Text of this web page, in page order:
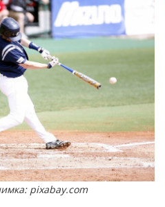
pixabay.com